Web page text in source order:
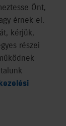
Önt,
érnek el.
kérjük,
részei